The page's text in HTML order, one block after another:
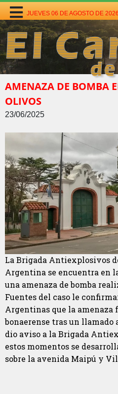
JUEVES 06 DE AGOSTO DE 2026
AMENAZA DE BOMBA
OLIVOS
23/06/2025
La Brigada Antiexplosivos
Argentina se encuentra en
una amenaza de bomba
Fuentes del caso le
Argentinas que la amenaza
bonaerense tras un llamado
dio aviso a la Brigada
estos momentos se
sobre la avenida Maipú y